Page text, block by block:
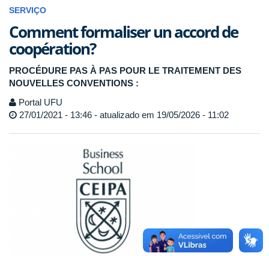
SERVIÇO
Comment formaliser un accord de
coopération?
PROCÉDURE PAS À PAS POUR LE TRAITEMENT DES
NOUVELLES CONVENTIONS :
Portal UFU
27/01/2021 - 13:46 - atualizado em 19/05/2026 - 11:02